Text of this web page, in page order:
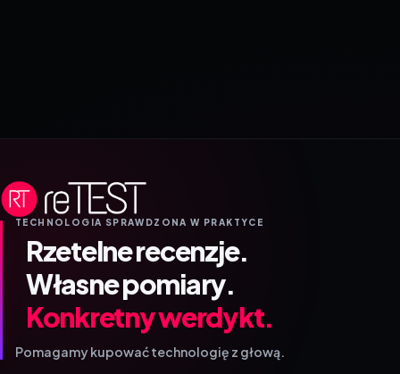
TECHNOLOGIA SPRAWDZONA W PRAKTYCE
Rzetelne recenzje.
Własne pomiary.
Konkretny werdykt.
Pomagamy kupować technologię z głową.